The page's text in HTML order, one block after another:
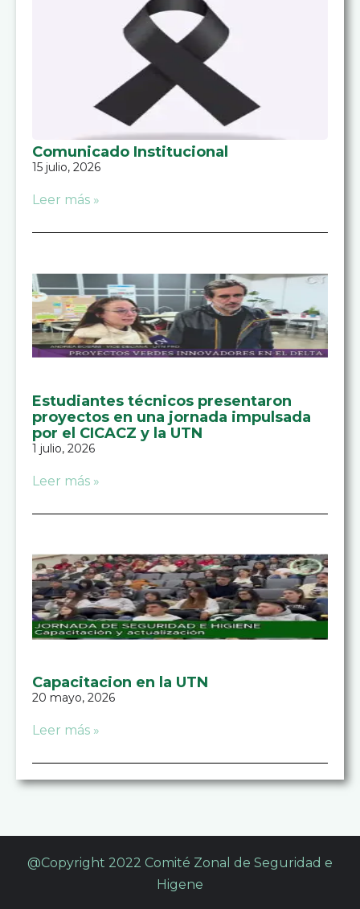
Comunicado Institucional
15 julio, 2026
Leer más »
Estudiantes técnicos presentaron
proyectos en una jornada impulsada
por el CICACZ y la UTN
1 julio, 2026
Leer más »
Capacitacion en la UTN
20 mayo, 2026
Leer más »
@Copyright 2022 Comité Zonal de Seguridad e
Higene